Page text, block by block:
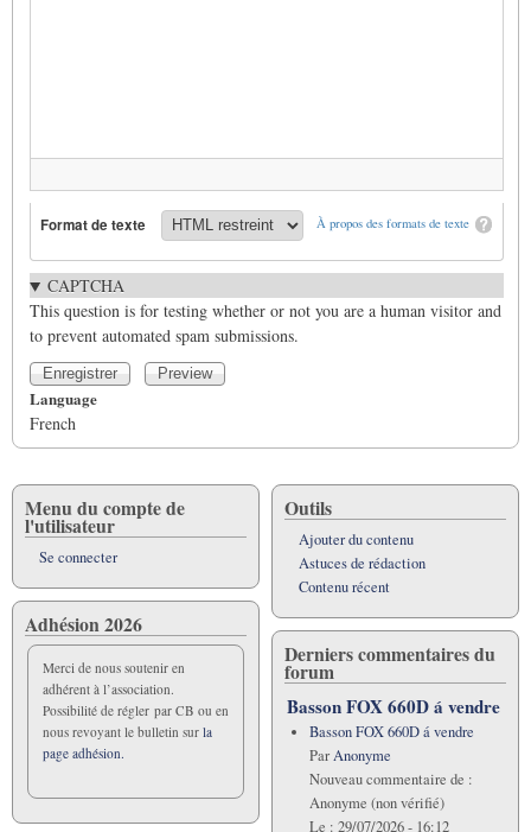
À propos des formats de texte
Format de texte
CAPTCHA
This question is for testing whether or not you are a human visitor and
to prevent automated spam submissions.
Language
French
Menu du compte de
l'utilisateur
Se connecter
Adhésion 2026
Merci de nous soutenir en
adhérent à l’association.
Possibilité de régler par CB ou en
nous revoyant le bulletin sur la
page adhésion.
Outils
Ajouter du contenu
Astuces de rédaction
Contenu récent
Derniers commentaires du
forum
Basson FOX 660D á vendre
Basson FOX 660D á vendre
ParAnonyme
Nouveau commentaire de :
Anonyme (non vérifié)
Le : 29/07/2026 - 16:12